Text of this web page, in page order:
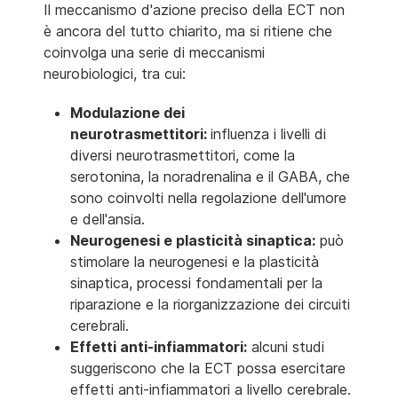
Il meccanismo d'azione preciso della ECT non
è ancora del tutto chiarito, ma si ritiene che
coinvolga una serie di meccanismi
neurobiologici, tra cui:
Modulazione dei
neurotrasmettitori: influenza i livelli di
diversi neurotrasmettitori, come la
serotonina, la noradrenalina e il GABA, che
sono coinvolti nella regolazione dell'umore
e dell'ansia.
Neurogenesi e plasticità sinaptica: può
stimolare la neurogenesi e la plasticità
sinaptica, processi fondamentali per la
riparazione e la riorganizzazione dei circuiti
cerebrali.
Effetti anti-infiammatori: alcuni studi
suggeriscono che la ECT possa esercitare
effetti anti-infiammatori a livello cerebrale.